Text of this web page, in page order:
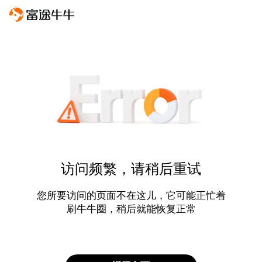
访问频繁，请稍后重试
您所要访问的页面不在这儿，它可能正忙着
刷牛牛圈，稍后就能恢复正常